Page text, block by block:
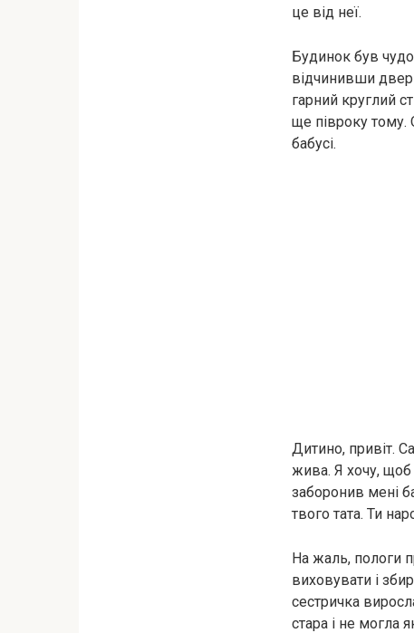
це від неї.
Будинок був
відчинивши
гарний круглий
ще півроку тому.
бабусі.
Дитино, привіт.
жива. Я хочу, щоб
заборонив мені
твого тата. Ти
На жаль, пологи
виховувати і
сестричка
стара і не могла